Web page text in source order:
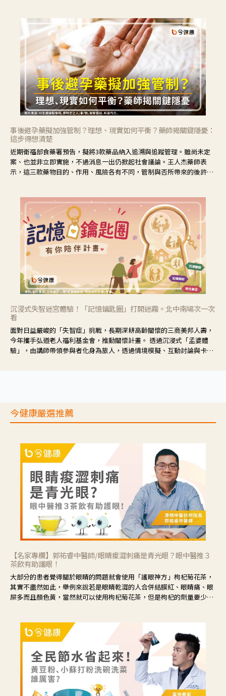
事後避孕藥擬加強管制？理想、現實如何平衡？藥師揭關鍵隱憂：
這步得想清楚
近期衛福部食藥署預告，擬將3款藥品納入追溯與追蹤管理。雖尚未定
案、也並非立即實施，不過消息一出仍掀起社會議論。王人杰藥師表
示，這三款藥物目的、作用、風險各有不同，管制與否所帶來的後許影
沉浸式失智迷宮體驗！「記憶鑰匙圈」打開迷霧。北中南場次一次
看
面對日益嚴峻的「失智症」挑戰，長期深耕高齡關懷的三商美邦人壽，
今年攜手弘道老人福利基金會，推動關懷計畫。 透過沉浸式「孟婆體
驗」，由講師帶領參與者化身為旅人，透過情境模擬、互動討論與卡牌
今健康嚴選推薦
【名家專欄】郭祐睿中醫師/眼睛痠澀刺痛是青光眼？眼中醫推３
茶飲有助護眼！
大部分的患者覺得關於眼睛的問題就會使用「護眼神方」枸杞菊花茶，
其實不盡然如此，舉例來說若是眼睛乾澀的人合併結膜紅、眼睛痛、眼
屎多而且顏色黃，當然就可以使用枸杞菊花茶，但是枸杞的劑量要少，
候就要使用菊花、金銀花來治療；假如單純的眼睛乾澀，結膜沒有紅，
眼睛周圍沒有眼屎，這種情況是屬於「陰虛」，就可以使用枸杞、蓮
藕、麥門冬、山藥等比較滋潤的藥材，效果就更顯著。